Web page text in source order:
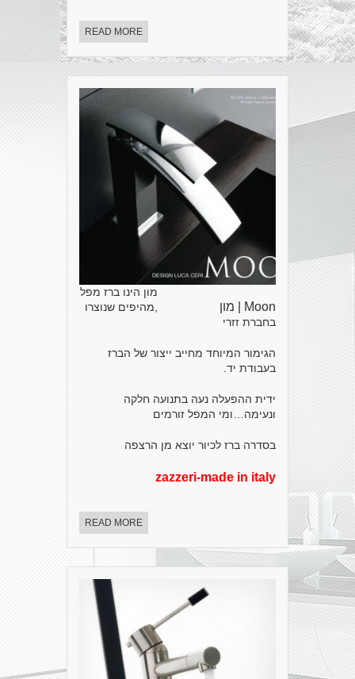
READ MORE
Moon | מון
מון הינו ברז מפל
,מהיפים שנוצרו
בחברת זזרי
הגימור המיוחד מחייב ייצור של הברז
בעבודת יד.
ידית ההפעלה נעה בתנועה חלקה
ונעימה…ומי המפל זורמים
בסדרה ברז לכיור יוצא מן הרצפה
zazzeri-made in italy
READ MORE